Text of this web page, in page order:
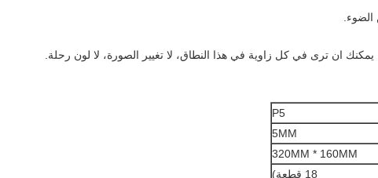
P5
5MM
320MM * 160MM
18 قطعة)